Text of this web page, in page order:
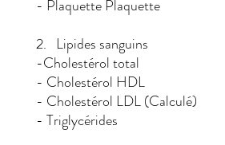
- Plaquette Plaquette
2. Lipides sanguins
-Cholestérol
- Cholestérol HDL
- Cholestérol LDL (Calculé)
- Triglycérides